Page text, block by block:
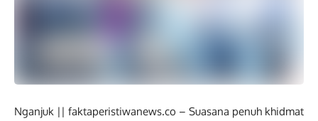
Nganjuk || faktaperistiwanews.co – Suasana penuh khidmat